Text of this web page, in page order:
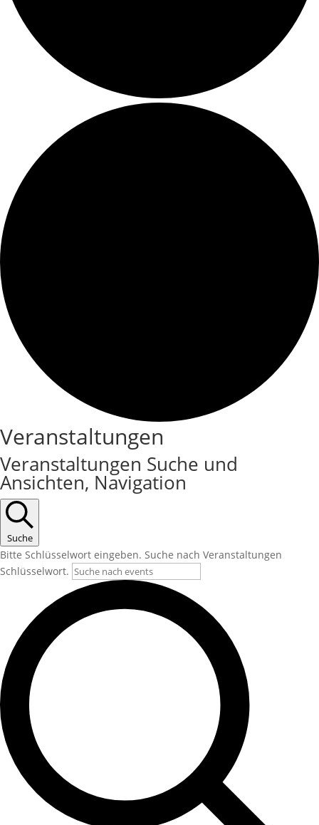
Veranstaltungen
Veranstaltungen Suche und
Ansichten, Navigation
Suche
Bitte Schlüsselwort eingeben. Suche nach Veranstaltungen
Schlüsselwort.